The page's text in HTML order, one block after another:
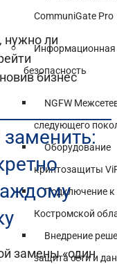
CommuniGate Pro
Информационная
безопасность
NGFW
следующего
Оборудование
криптозащиты
Подключение
Костромской
Внедрение
защита сети и
нужно ли
бизнес
замены «один